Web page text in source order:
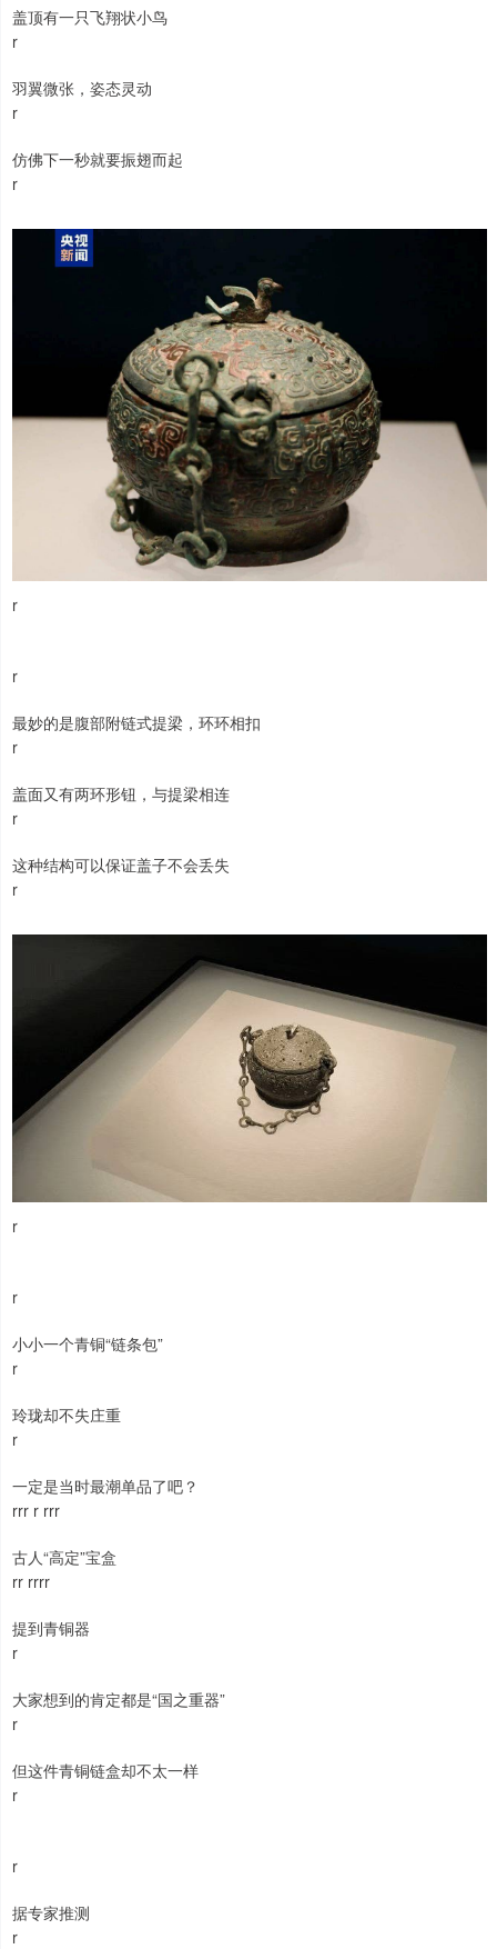
盖顶有一只飞翔状小鸟
r
羽翼微张，姿态灵动
r
仿佛下一秒就要振翅而起
r
r
r
最妙的是腹部附链式提梁，环环相扣
r
盖面又有两环形钮，与提梁相连
r
这种结构可以保证盖子不会丢失
r
r
r
小小一个青铜“链条包”
r
玲珑却不失庄重
r
一定是当时最潮单品了吧？
rrr r rrr
古人“高定”宝盒
rr rrrr
提到青铜器
r
大家想到的肯定都是“国之重器”
r
但这件青铜链盒却不太一样
r
r
据专家推测
r